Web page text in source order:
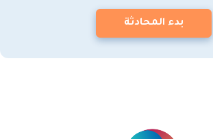
بدء المحادثة